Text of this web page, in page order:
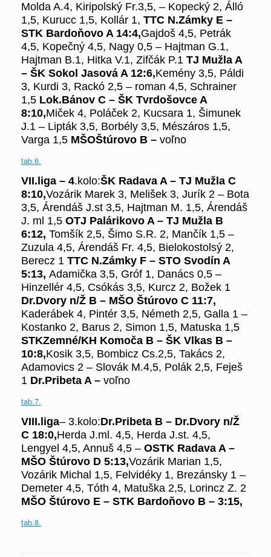
Molda A.4, Kiripolský Fr.3,5, – Kopecký 2, Álló
1,5, Kurucc 1,5, Kollár 1, TTC N.Zámky E –
STK Bardoňovo A 14:4,Gajdoš 4,5, Petrák
4,5, Kopečný 4,5, Nagy 0,5 – Hajtman G.1,
Hajtman B.1, Hitka V.1, Zifčák P.1 TJ Mužla A
– ŠK Sokol Jasová A 12:6,Kemény 3,5, Páldi
3, Kurdi 3, Rackó 2,5 – roman 4,5, Schrainer
1,5 Lok.Bánov C – ŠK Tvrdošovce A
8:10,Miček 4, Poláček 2, Kucsara 1, Šimunek
J.1 – Lipták 3,5, Borbély 3,5, Mészáros 1,5,
Varga 1,5 MŠOŠtúrovo B – voľno
tab.6.
VII.liga – 4.kolo:ŠK Radava A – TJ Mužla C
8:10,Vozárik Marek 3, Melišek 3, Jurík 2 – Bota
3,5, Árendáš J.st 3,5, Hajtman M. 1,5, Árendáš
J. ml 1,5 OTJ Palárikovo A – TJ Mužla B
6:12, Tomšík 2,5, Šimo S.R. 2, Mančík 1,5 –
Zuzula 4,5, Árendáš Fr. 4,5, Bielokostolsý 2,
Berecz 1 TTC N.Zámky F – STO Svodín A
5:13, Adamička 3,5, Gróf 1, Danács 0,5 –
Hinzellér 4,5, Csókás 3,5, Kurcz 2, Božek 1
Dr.Dvory n/Ž B – MŠO Štúrovo C 11:7,
Kaderábek 4, Pintér 3,5, Németh 2,5, Galla 1 –
Kostanko 2, Barus 2, Simon 1,5, Matuska 1,5
STKZemné/KH Komoča B – ŠK Vlkas B –
10:8,Kosik 3,5, Bombicz Cs.2,5, Takács 2,
Adamovics 2 – Slovák M.4,5, Polák 2,5, Feješ
1 Dr.Pribeta A – voľno
tab.7.
VIII.liga– 3.kolo:Dr.Pribeta B – Dr.Dvory n/Ž
C 18:0,Herda J.ml. 4,5, Herda J.st. 4,5,
Lengyel 4,5, Annuš 4,5 – OSTK Radava A –
MŠO Štúrovo D 5:13,Vozárik Marian 1,5,
Vozárik Michal 1,5, Felvidéky 1, Brezánsky 1 –
Demeter 4,5, Tóth 4, Matuška 2,5, Lorincz Z. 2
MŠO Štúrovo E – STK Bardoňovo B – 3:15,
tab.8.